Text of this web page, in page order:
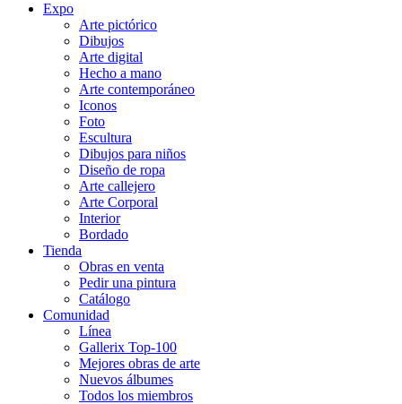
Expo
Arte pictórico
Dibujos
Arte digital
Hecho a mano
Arte contemporáneo
Iconos
Foto
Escultura
Dibujos para niños
Diseño de ropa
Arte callejero
Arte Corporal
Interior
Bordado
Tienda
Obras en venta
Pedir una pintura
Catálogo
Comunidad
Línea
Gallerix Top-100
Mejores obras de arte
Nuevos álbumes
Todos los miembros